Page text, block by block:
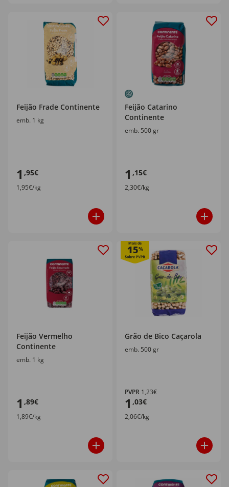
Feijão Frade Continente
emb. 1 kg
1 ,95€
1,95€/kg
Feijão Catarino
Continente
emb. 500 gr
1 ,15€
2,30€/kg
Feijão Vermelho
Continente
emb. 1 kg
1 ,89€
1,89€/kg
Mais de
15%
Grão de Bico Caçarola
emb. 500 gr
PVPR 1,23€
1 ,03€
2,06€/kg